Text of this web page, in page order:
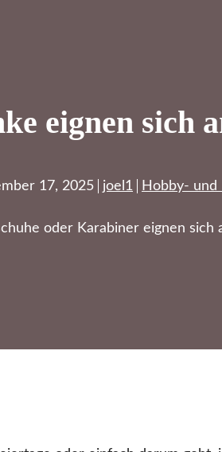
eignen sich
17, 2025 joel1 Hobby- und
oder Karabiner eignen sich